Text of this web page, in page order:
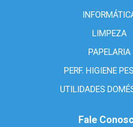
LIMPEZA
PAPELARIA
PERF. HIGIENE
UTILIDADES
Fale